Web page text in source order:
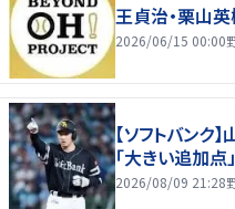
王貞治・栗山
2026/06/15 00:00
【ソフトバンク
「大きい追加点
2026/08/09 21:28